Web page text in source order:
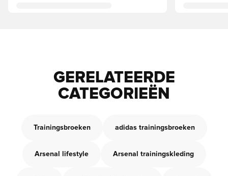
GERELATEERDE
CATEGORIEËN
Trainingsbroeken adidas trainingsbroeken
Arsenal lifestyle Arsenal trainingskleding